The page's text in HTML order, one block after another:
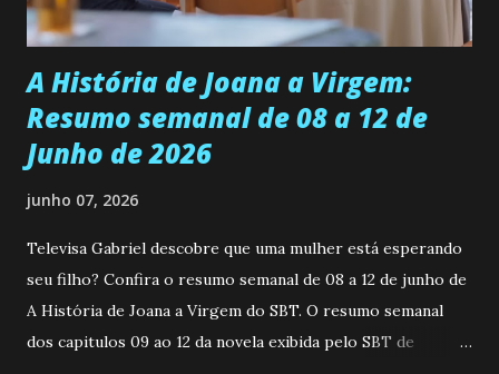
Durante um exame ginecológico, ela é inseminada por eng...
A História de Joana a Virgem:
Resumo semanal de 08 a 12 de
Junho de 2026
junho 07, 2026
Televisa Gabriel descobre que uma mulher está esperando
seu filho? Confira o resumo semanal de 08 a 12 de junho de
A História de Joana a Virgem do SBT. O resumo semanal
dos capitulos 09 ao 12 da novela exibida pelo SBT de